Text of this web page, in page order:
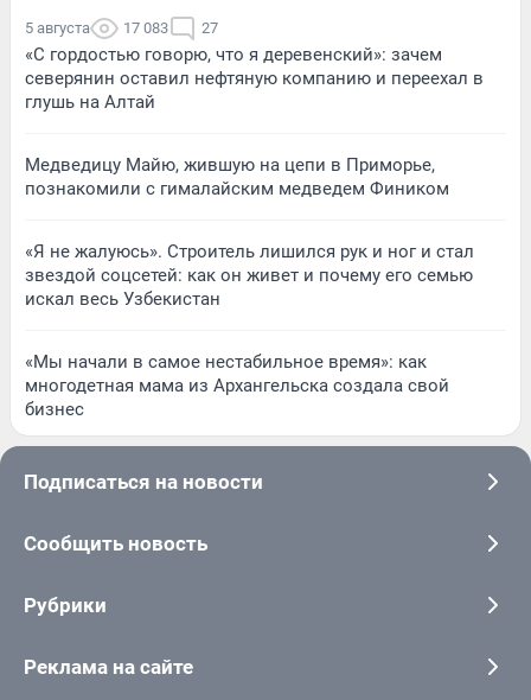
5 августа 17 083 27
«С гордостью говорю, что я деревенский»: зачем
северянин оставил нефтяную компанию и переехал в
глушь на Алтай
Медведицу Майю, жившую на цепи в Приморье,
познакомили с гималайским медведем Фиником
«Я не жалуюсь». Строитель лишился рук и ног и стал
звездой соцсетей: как он живет и почему его семью
искал весь Узбекистан
«Мы начали в самое нестабильное время»: как
многодетная мама из Архангельска создала свой
бизнес
Подписаться на новости
Сообщить новость
Рубрики
Реклама на сайте